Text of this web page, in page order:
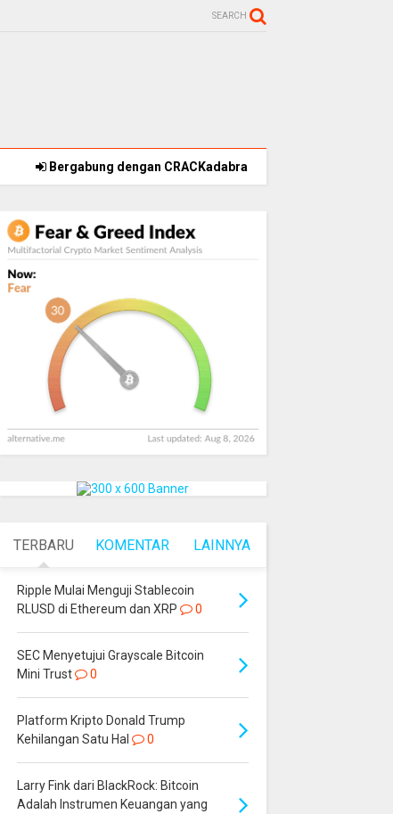
SEARCH
Bergabung dengan CRACKadabra
TERBARU KOMENTAR LAINNYA
Ripple Mulai Menguji Stablecoin
RLUSD di Ethereum dan XRP
0
SEC Menyetujui Grayscale Bitcoin
Mini Trust
0
Platform Kripto Donald Trump
Kehilangan Satu Hal
0
Larry Fink dari BlackRock: Bitcoin
Adalah Instrumen Keuangan yang